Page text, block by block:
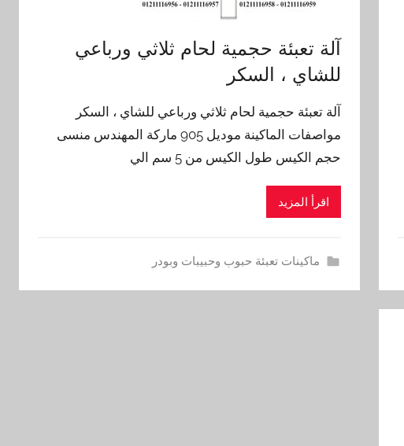
آلة تعبئة حجمية لحام ثلاثي ورباعي
للشاي ، السكر
آلة تعبئة حجمية لحام ثلاثي ورباعي للشاي ، السكر
مواصفات الماكينة موديل 905 ماركة المهندس منسى
حجم الكيس طول الكيس من 5 سم الي
اقرأ المزيد
ماكينات تعبئة حبوب وحبيبات وبودر